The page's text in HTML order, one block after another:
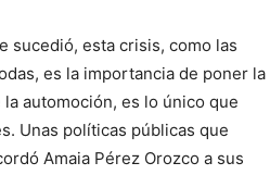
sucedió, esta crisis, como las
es la importancia de poner la
automoción, es lo único que
Unas políticas públicas que
Amaia Pérez Orozco a sus